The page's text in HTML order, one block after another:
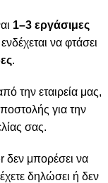
1–3 εργάσιμες
να φτάσει
.
την εταιρεία μας,
για την
σας.
μπορέσει να
δηλώσει ή δεν